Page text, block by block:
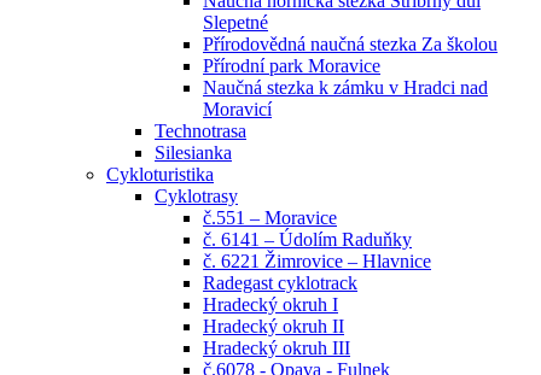
Slepetné
Přírodovědná naučná stezka Za školou
Přírodní park Moravice
Naučná stezka k zámku v Hradci nad
Moravicí
Technotrasa
Silesianka
Cykloturistika
Cyklotrasy
č.551 – Moravice
č. 6141 – Údolím Raduňky
č. 6221 Žimrovice – Hlavnice
Radegast cyklotrack
Hradecký okruh I
Hradecký okruh II
Hradecký okruh III
č.6078 - Opava - Fulnek